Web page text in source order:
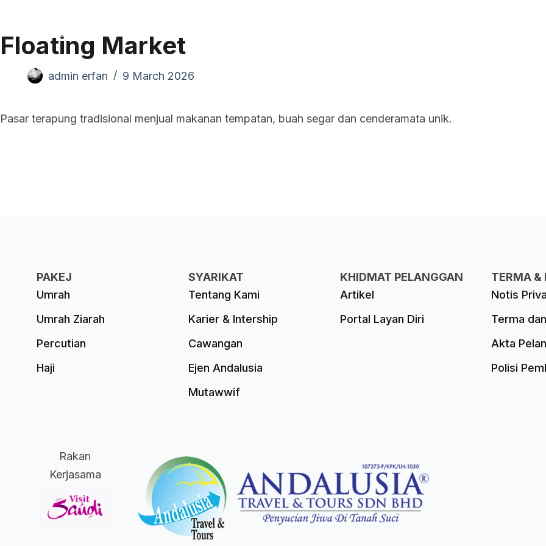
Floating Market
admin erfan 9 March 2026
Pasar terapung tradisional menjual makanan tempatan, buah segar dan cenderamata unik.
PAKEJ
Umrah
Umrah Ziarah
Percutian
Haji
SYARIKAT
Tentang Kami
Karier & Intership
Cawangan
Ejen Andalusia
Mutawwif
KHIDMAT PELANGGAN
Artikel
Portal Layan Diri
TERMA &
Notis
Terma
Akta
Polisi
Rakan
Kerjasama